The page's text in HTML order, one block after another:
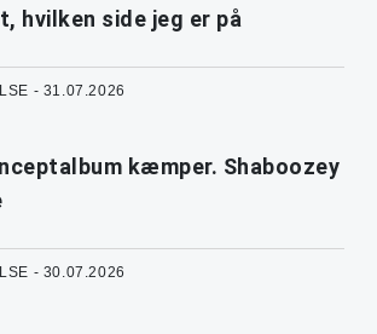
hvilken side jeg er på
- 31.07.2026
kæmper. Shaboozey
- 30.07.2026